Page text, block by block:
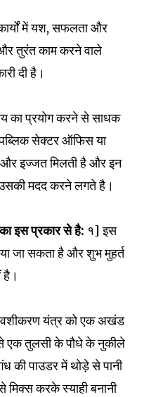
में यश, सफलता और
तुरंत काम करने वाले
दी है।
का प्रयोग करने से साधक
पब्लिक सेक्टर ऑफिस या
और इज्जत मिलती है और इन
मदद करने लगते है।
इस प्रकार से है: १] इस
जा सकता है और शुभ मुहर्त
है।
यंत्र को एक अखंड
से एक तुलसी के पौधे के नुकीले
पाउडर में थोड़े से पानी
करके स्याही बनानी